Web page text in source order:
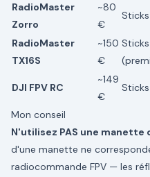
RadioMaster
Zorro
~80
€
Sticks
RadioMaster
TX16S
~150
€
Sticks
DJI FPV RC
~149
€
Sticks
Mon conseil
N'utilisez PAS une manette
d'une manette ne
radiocommande FPV — les